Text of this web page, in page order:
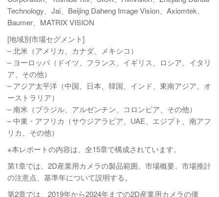
Technology、Jai、Beijing Daheng Image Vision、Axiomtek、
Baumer、MATRIX VISION
[地域別市場セグメント]
– 北米（アメリカ、カナダ、メキシコ）
– ヨーロッパ（ドイツ、フランス、イギリス、ロシア、イタリ
ア、その他）
– アジア太平洋（中国、日本、韓国、インド、東南アジア、オ
ーストラリア）
– 南米（ブラジル、アルゼンチン、コロンビア、その他）
– 中東・アフリカ（サウジアラビア、UAE、エジプト、南アフ
リカ、その他）
※本レポートの内容は、全15章で構成されています。
第1章では、2D産業用カメラの製品範囲、市場概要、市場推計
の注意点、基準年について説明する。
第2章では、2019年から2024年までの2D産業用カメラの価